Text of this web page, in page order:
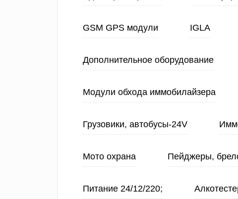
GSM GPS модули IGLA
Дополнительное оборудование
Модули обхода иммобилайзера
Грузовики, автобусы-24V
Мото охрана Пейджеры,
Питание 24/12/220;